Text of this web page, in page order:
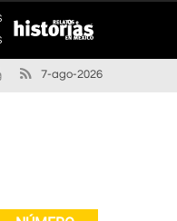
7-ago-2026